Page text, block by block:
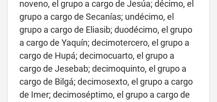
noveno, el grupo a cargo de Jesúa; décimo, el
grupo a cargo de Secanías; undécimo, el
grupo a cargo de Eliasib; duodécimo, el grupo
a cargo de Yaquín; decimotercero, el grupo a
cargo de Hupá; decimocuarto, el grupo a
cargo de Jesebab; decimoquinto, el grupo a
cargo de Bilgá; decimosexto, el grupo a cargo
de Imer; decimoséptimo, el grupo a cargo de